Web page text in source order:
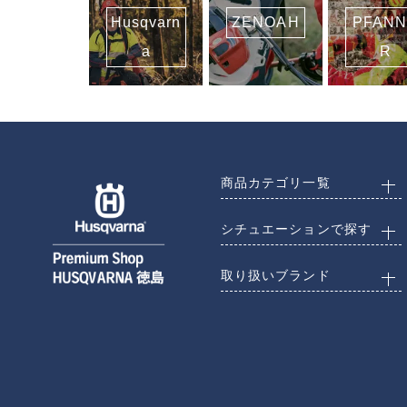
Husqvarn
a
ZENOAH
R
商品カテゴリ一覧
シチュエーションで探す
取り扱いブランド